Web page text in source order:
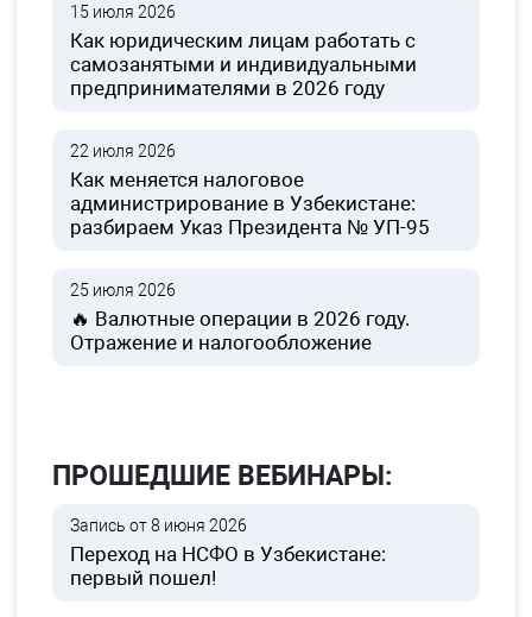
15 июля 2026
Как юридическим лицам работать с
самозанятыми и индивидуальными
предпринимателями в 2026 году
22 июля 2026
Как меняется налоговое
администрирование в Узбекистане:
разбираем Указ Президента № УП-95
25 июля 2026
🔥 Валютные операции в 2026 году.
Отражение и налогообложение
ПРОШЕДШИЕ ВЕБИНАРЫ:
Запись от 8 июня 2026
Переход на НСФО в Узбекистане:
первый пошел!